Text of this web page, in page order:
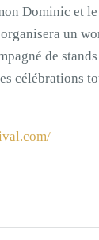
Dominic et le
un
de
célébrations